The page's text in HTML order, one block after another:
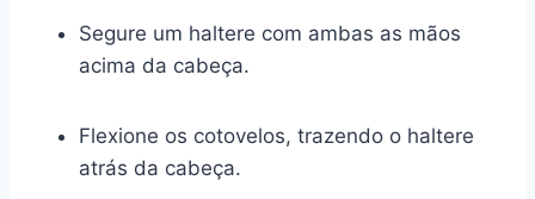
Segure um haltere com ambas as mãos
acima da cabeça.
Flexione os cotovelos, trazendo o haltere
atrás da cabeça.